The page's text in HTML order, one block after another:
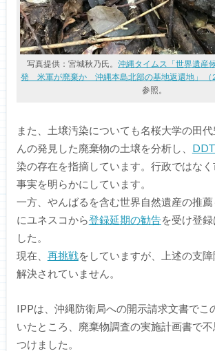
写真提供：宮城秋乃氏。沖縄タイムス「世界遺産
発 米軍が廃棄か 沖縄本島北部の基地返還地」 （
参照。
また、土壌汚染についても名桜大学の田
んの発見した廃棄物の土壌を分析し、 DDT
染の存在を指摘しています。行政ではな
事実を明らかにしています。
一方、やんばるを含む世界自然遺産の推
にユネスコから登録延期の勧告を受け登
した。
現在、 再挑戦をしていますが、上述の支
解決されていません。
IPPは、沖縄防衛局への開示請求文書でこ
いたところ、廃棄物調査の実施計画書で
つけました。